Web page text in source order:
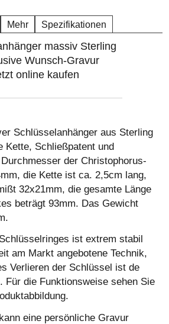
Mehr Spezifikationen
massiv Sterling
Wunsch-Gravur
online kaufen
Schlüsselanhänger aus Sterling
Kette, Schließpatent und
der Christophorus-
die Kette ist ca. 2,5cm lang,
32x21mm, die gesamte Länge
beträgt 93mm. Das Gewicht
ist extrem stabil
am Markt angebotene Technik,
Verlieren der Schlüssel ist de
Für die Funktionsweise sehen Sie
eine persönliche Gravur